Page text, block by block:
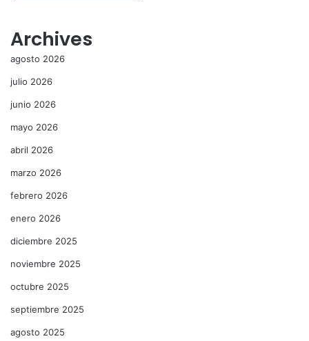
Archives
agosto 2026
julio 2026
junio 2026
mayo 2026
abril 2026
marzo 2026
febrero 2026
enero 2026
diciembre 2025
noviembre 2025
octubre 2025
septiembre 2025
agosto 2025